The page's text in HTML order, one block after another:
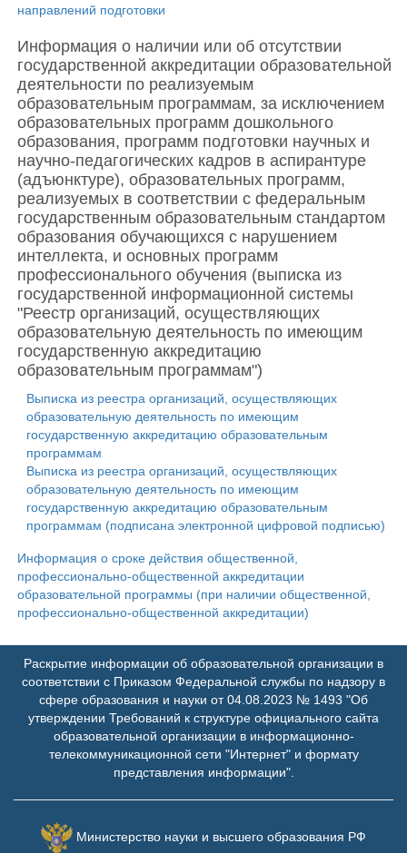
направлений подготовки
Информация о наличии или об отсутствии
государственной аккредитации образовательной
деятельности по реализуемым
образовательным программам, за исключением
образовательных программ дошкольного
образования, программ подготовки научных и
научно-педагогических кадров в аспирантуре
(адъюнктуре), образовательных программ,
реализуемых в соответствии с федеральным
государственным образовательным стандартом
образования обучающихся с нарушением
интеллекта, и основных программ
профессионального обучения (выписка из
государственной информационной системы
"Реестр организаций, осуществляющих
образовательную деятельность по имеющим
государственную аккредитацию
образовательным программам")
Выписка из реестра организаций, осуществляющих
образовательную деятельность по имеющим
государственную аккредитацию образовательным
программам
Выписка из реестра организаций, осуществляющих
образовательную деятельность по имеющим
государственную аккредитацию образовательным
программам (подписана электронной цифровой подписью)
Информация о сроке действия общественной,
профессионально-общественной аккредитации
образовательной программы (при наличии общественной,
профессионально-общественной аккредитации)
Раскрытие информации об образовательной организации в
соответствии с Приказом Федеральной службы по надзору в
сфере образования и науки от 04.08.2023 № 1493 "Об
утверждении Требований к структуре официального сайта
образовательной организации в информационно-
телекоммуникационной сети "Интернет" и формату
представления информации".
Министерство науки и высшего образования РФ